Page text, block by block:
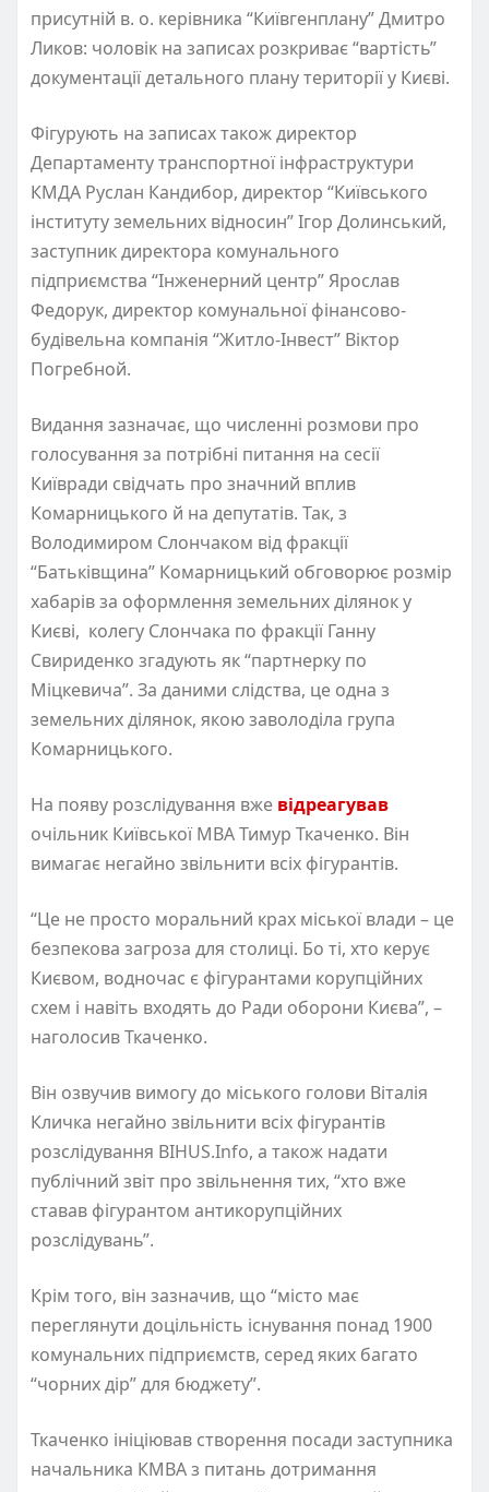
присутній в. о. керівника “Київгенплану” Дмитро
Ликов: чоловік на записах розкриває “вартість”
документації детального плану території у Києві.
Фігурують на записах також директор
Департаменту транспортної інфраструктури
КМДА Руслан Кандибор, директор “Київського
інституту земельних відносин” Ігор Долинський,
заступник директора комунального
підприємства “Інженерний центр” Ярослав
Федорук, директор комунальної фінансово-
будівельна компанія “Житло-Інвест” Віктор
Погребной.
Видання зазначає, що численні розмови про
голосування за потрібні питання на сесії
Київради свідчать про значний вплив
Комарницького й на депутатів. Так, з
Володимиром Слончаком від фракції
“Батьківщина” Комарницький обговорює розмір
хабарів за оформлення земельних ділянок у
Києві, колегу Слончака по фракції Ганну
Свириденко згадують як “партнерку по
Міцкевича”. За даними слідства, це одна з
земельних ділянок, якою заволоділа група
Комарницького.
На появу розслідування вже відреагував
очільник Київської МВА Тимур Ткаченко. Він
вимагає негайно звільнити всіх фігурантів.
“Це не просто моральний крах міської влади – це
безпекова загроза для столиці. Бо ті, хто керує
Києвом, водночас є фігурантами корупційних
схем і навіть входять до Ради оборони Києва”, –
наголосив Ткаченко.
Він озвучив вимогу до міського голови Віталія
Кличка негайно звільнити всіх фігурантів
розслідування BIHUS.Info, а також надати
публічний звіт про звільнення тих, “хто вже
ставав фігурантом антикорупційних
розслідувань”.
Крім того, він зазначив, що “місто має
переглянути доцільність існування понад 1900
комунальних підприємств, серед яких багато
“чорних дір” для бюджету”.
Ткаченко ініціював створення посади заступника
начальника КМВА з питань дотримання